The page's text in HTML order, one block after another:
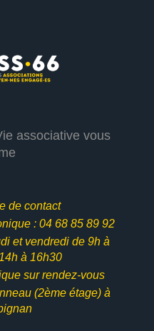
associative vous
de contact
: 04 68 85 89 92
et vendredi de 9h à
à 16h30
sur rendez-vous
(2ème étage) à